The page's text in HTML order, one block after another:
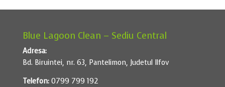
Blue Lagoon Clean – Sediu Central
Adresa:
Bd. Biruintei, nr. 63, Pantelimon, Judetul Ilfov
Telefon:0799 799 192